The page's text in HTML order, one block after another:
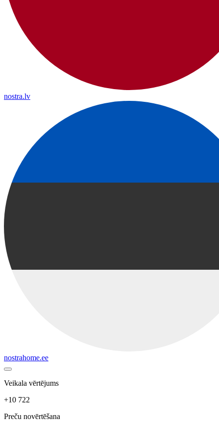
nostra.lv
nostrahome.ee
Veikala vērtējums
+10 722
Preču novērtēšana